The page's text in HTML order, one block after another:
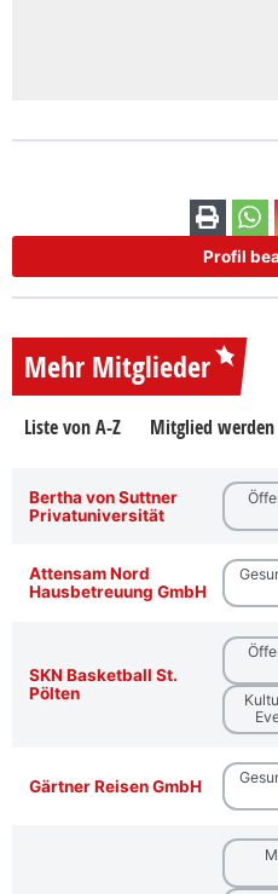
Profil
Mehr Mitglieder
Liste von A-Z Mitglied werden
Bertha von Suttner
Privatuniversität
Attensam Nord
Hausbetreuung GmbH
SKN Basketball St.
Pölten
Gärtner Reisen GmbH